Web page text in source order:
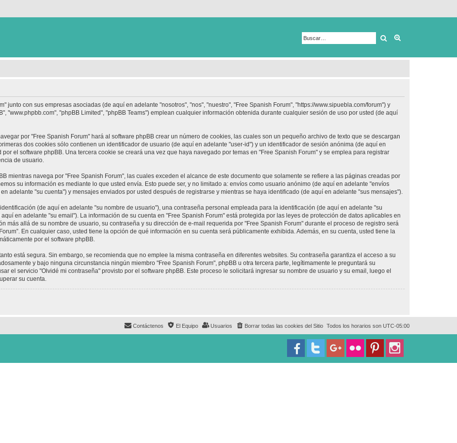
Buscar
junto con sus empresas asociadas (de aquí en adelante "nosotros", "nos", "nuestro", "Free Spanish Forum", "https://www.sipuebla.com/forum") y
"www.phpbb.com", "phpBB Limited", "phpBB Teams") emplean cualquier información obtenida durante cualquier sesión de uso por usted (de aquí
por "Free Spanish Forum" hará al software phpBB crear un número de cookies, las cuales son un pequeño archivo de texto que se descargan
dos cookies sólo contienen un identificador de usuario (de aquí en adelante "user-id") y un identificador de sesión anónima (de aquí en
el software phpBB. Una tercera cookie se creará una vez que haya navegado por temas en "Free Spanish Forum" y se emplea para registrar
de usuario.
mientras navega por "Free Spanish Forum", las cuales exceden el alcance de este documento que solamente se refiere a las páginas creadas por
su información es mediante lo que usted envía. Esto puede ser, y no limitado a: envíos como usuario anónimo (de aquí en adelante "envíos
adelante "su cuenta") y mensajes enviados por usted después de registrarse y mientras se haya identificado (de aquí en adelante "sus mensajes").
(de aquí en adelante "su nombre de usuario"), una contraseña personal empleada para la identificación (de aquí en adelante "su
en adelante "su email"). La información de su cuenta en "Free Spanish Forum" está protegida por las leyes de protección de datos aplicables en
más allá de su nombre de usuario, su contraseña y su dirección de e-mail requerida por "Free Spanish Forum" durante el proceso de registro será
En cualquier caso, usted tiene la opción de qué información en su cuenta será públicamente exhibida. Además, en su cuenta, usted tiene la
por el software phpBB.
está segura. Sin embargo, se recomienda que no emplee la misma contraseña en diferentes websites. Su contraseña garantiza el acceso a su
y bajo ninguna circunstancia ningún miembro "Free Spanish Forum", phpBB u otra tercera parte, legítimamente le preguntará su
el servicio "Olvidé mi contraseña" provisto por el software phpBB. Este proceso le solicitará ingresar su nombre de usuario y su email, luego el
su cuenta.
Todos los horarios son UTC-05:00
Borrar todas las cookies del Sitio
Usuarios
El Equipo
Contáctenos